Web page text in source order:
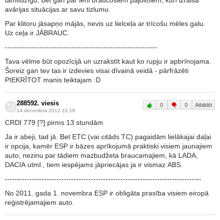
avārijas situācijas ar savu tizlumu.
Par klitoru jāsapņo mājās, nevis uz lielceļa ar trīcošu mēles galu.
Uz ceļa ir JĀBRAUC.
--------------------------------------------------------------
Tava vēlme būt opozīcijā un uzrakstīt kaut ko rupju ir apbrīnojama.
Šoreiz gan tev tas ir izdevies visai dīvainā veidā - pārfrāzēti
PIEKRĪTOT manis teiktajam :D
288592. viesis
14.decembris 2012 10:18
0 0 Atbildēt
CRDI 779 [?] pirms 13 stundām
Ja ir abeji, tad jā. Bet ETC (vai citāds TC) pagaidām lielākajai daļai
ir opcija, kamēr ESP ir bāzes aprīkojumā praktiski visiem jaunajiem
auto, nezinu par tādiem mazbudžeta braucamajiem, kā LADA,
DACIA utml., tiem iespējams jāpriecājas ja ir vismaz ABS.
--------------------------------------------------------------------------------
No 2011. gada 1. novembra ESP ir obligāta prasība visiem eiropā
reģistrējamajiem auto.